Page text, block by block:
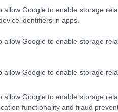
allow Google to enable storage
identifiers in apps.
allow Google to enable storage
allow Google to enable storage
allow Google to enable storage
functionality and fraud
una questione di
proteggere i propri atleti.
a rischio la vita dei
il momento di mettere in
Perché, diciamolo